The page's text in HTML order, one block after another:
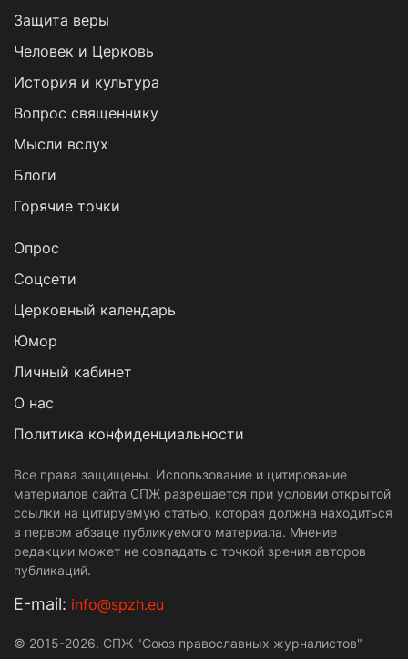
Защита веры
Человек и Церковь
История и культура
Вопрос священнику
Мысли вслух
Блоги
Горячие точки
Опрос
Cоцсети
Церковный календарь
Юмор
Личный кабинет
О нас
Политика конфиденциальности
Все права защищены. Использование и цитирование
материалов сайта СПЖ разрешается при условии открытой
ссылки на цитируемую статью, которая должна находиться
в первом абзаце публикуемого материала. Мнение
редакции может не совпадать с точкой зрения авторов
публикаций.
Е-mail: info@spzh.eu
© 2015-2026. СПЖ "Союз православных журналистов"